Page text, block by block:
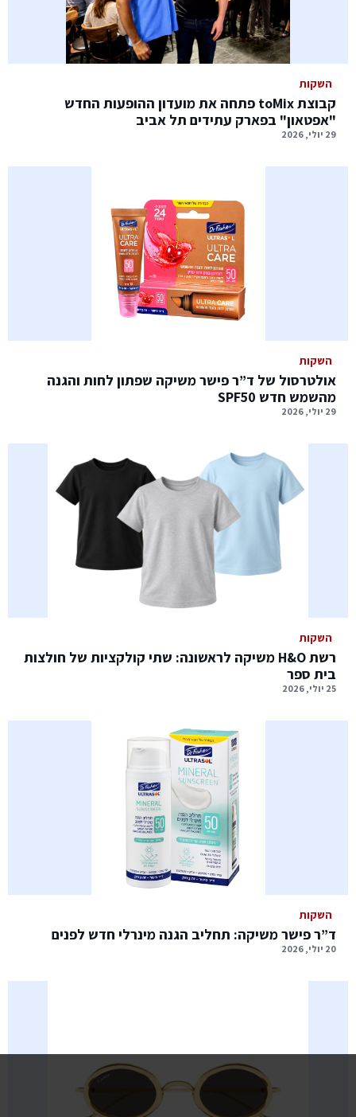
השקות
קבוצת toMix פתחה את מועדון ההופעות החדש
"אפטאון" בפארק עתידים תל אביב
29 יולי, 2026
השקות
אולטרסול של ד”ר פישר משיקה שפתון לחות והגנה
מהשמש חדש SPF50
29 יולי, 2026
השקות
רשת H&O משיקה לראשונה: שתי קולקציות של חולצות
בית ספר
25 יולי, 2026
השקות
ד”ר פישר משיקה: תחליב הגנה מינרלי חדש לפנים
20 יולי, 2026